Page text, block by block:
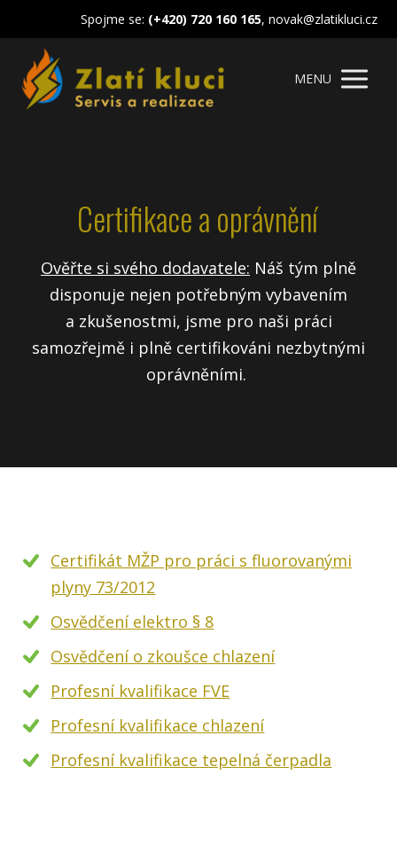
Spojme se: (+420) 720 160 165, novak@zlatikluci.cz
MENU
Certifikace a oprávnění
Ověřte si svého dodavatele: Náš tým plně
disponuje nejen potřebným vybavením
a zkušenostmi, jsme pro naši práci
samozřejmě i plně certifikováni nezbytnými
oprávněními.
Certifikát MŽP pro práci s fluorovanými
plyny 73/2012
Osvědčení elektro § 8
Osvědčení o zkoušce chlazení
Profesní kvalifikace FVE
Profesní kvalifikace chlazení
Profesní kvalifikace tepelná čerpadla